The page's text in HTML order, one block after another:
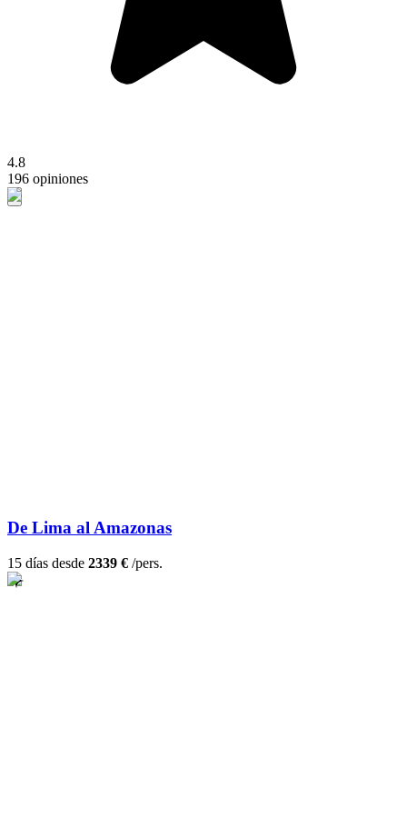
4.8
196 opiniones
De Lima al Amazonas
15 días desde 2339 € /pers.